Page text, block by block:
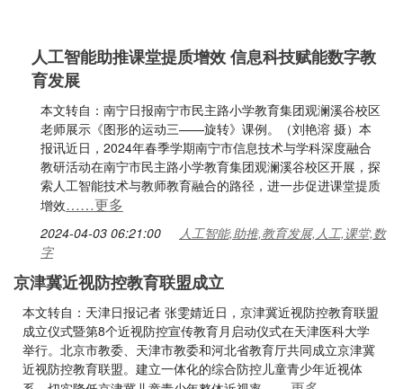
人工智能助推课堂提质增效 信息科技赋能数字教
育发展
本文转自：南宁日报南宁市民主路小学教育集团观澜溪谷校区
老师展示《图形的运动三——旋转》课例。（刘艳溶 摄）本
报讯近日，2024年春季学期南宁市信息技术与学科深度融合
教研活动在南宁市民主路小学教育集团观澜溪谷校区开展，探
索人工智能技术与教师教育融合的路径，进一步促进课堂提质
增效……更多
2024-04-03 06:21:00
人工智能,助推,教育发展,人工,课堂,数
字
京津冀近视防控教育联盟成立
本文转自：天津日报记者 张雯婧近日，京津冀近视防控教育联盟
成立仪式暨第8个近视防控宣传教育月启动仪式在天津医科大学
举行。北京市教委、天津市教委和河北省教育厅共同成立京津冀
近视防控教育联盟。建立一体化的综合防控儿童青少年近视体